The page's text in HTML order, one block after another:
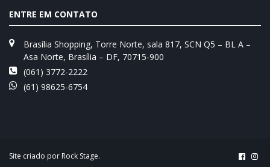
ENTRE EM CONTATO
Brasília Shopping, Torre Norte, sala 817, SCN Q5 – BL A –
Asa Norte, Brasília – DF, 70715-900
(061) 3772-2222
(61) 98625-6754
Site criado por Rock Stage.